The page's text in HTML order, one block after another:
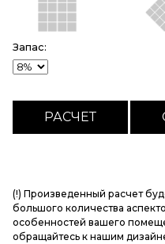
Запас:
(!) Произведенный расчет
большого количества
особенностей вашего
обращайтесь к нашим